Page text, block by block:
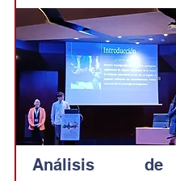
Análisis